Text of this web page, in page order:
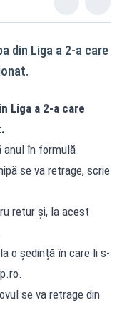
din Liga a 2-a care
Liga a 2-a care
anul în formulă
se va retrage, scrie
retur și, la acest
o ședință în care li s-
se va retrage din